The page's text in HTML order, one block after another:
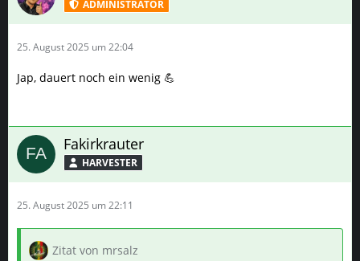
ADMINISTRATOR
25. August 2025 um 22:04
Jap, dauert noch ein wenig 💪
Fakirkrauter
HARVESTER
25. August 2025 um 22:11
Zitat von mrsalz